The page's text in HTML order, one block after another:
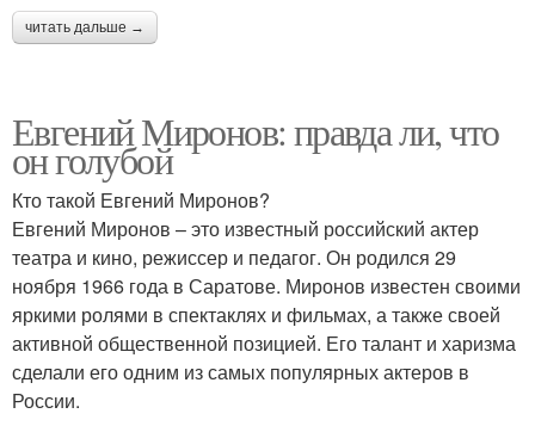
читать дальше →
Евгений Миронов: правда ли, что
он голубой
Кто такой Евгений Миронов?
Евгений Миронов – это известный российский актер
театра и кино, режиссер и педагог. Он родился 29
ноября 1966 года в Саратове. Миронов известен своими
яркими ролями в спектаклях и фильмах, а также своей
активной общественной позицией. Его талант и харизма
сделали его одним из самых популярных актеров в
России.